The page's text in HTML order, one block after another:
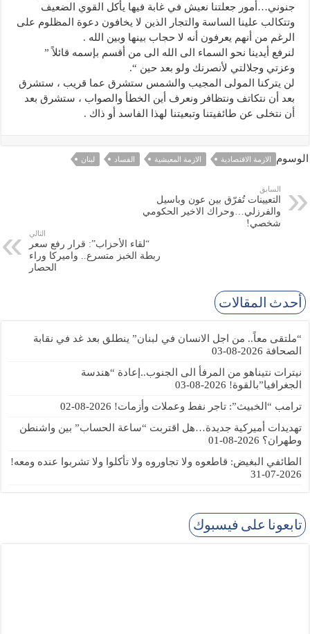
جنوني…أمور جعلتنا نعيش في غابة فيها يأكل القوي الضعيف
وتتكالب علينا الساسة والتجار الذين لا يخافون دعوة المظلوم على
الرغم من أنهم يعرفون أنه لا حجاب بينها وبين الله .
لنرفع أيدينا نحو السماء الى الله الى من أقسم بإسمه قائلاً ”
وعزتي وجلالتي لأنصرنك ولو بعد حين “.
لن يتركنا المولى المجيب والشمس ستشرق عما قريب ، ستشرق
بعد أن نتكاتف ونتظافر ونعرف أين الخطأ والصواب ، ستشرق بعد
أن نتخلى عن طائفيتنا وتبعيتنا لهذا الفاسد أو ذاك .
الوسوم الازمة الاقتصادية الازمة المعيشية الفساد لبنان
السابق
التعيينات تُفرّق بين عون وباسيل
والفرزلي…وحراك الاخير الحكومي
شخصي!
التالي
“لقاء الأحزاب”: قرار رفع سعر
ربطة الخبز متسرع.. واميركا وراء
الحصار
أحدث المقالات
“ملتقى معاً.. من اجل الانسان في لبنان” ينطلق بعد غد في نقابة
الصحافة 2026-08-03
نيترات نتيناهو من المرفأ الى الجنوب..إعادة “هندسة
الجغرافيا”بالقوة! 2026-08-03
ترامب “الخبيث”: تاجر نفط وعملات وأزمات! 2026-08-02
تهديدات أميركية جديدة…هل اقتربت “ساعة الحساب” بين واشنطن
وطهران؟ 2026-08-01
الطائفي البغيض: قاطعوه ولا تجاوروه ولا تأكلوا ولا تشربوا عنده ومعه!
2026-07-31
تابعونا على فيسبوك